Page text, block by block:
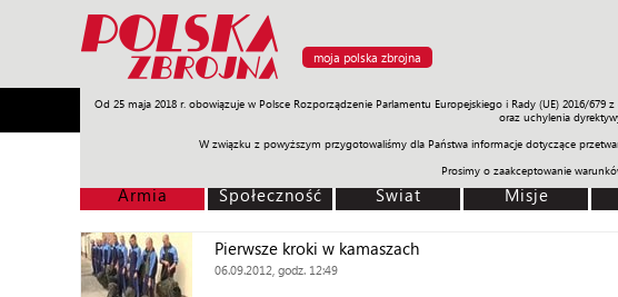
moja polska zbrojna
Od 25 maja 2018 r. obowiązuje w Polsce Rozporządzenie Parlamentu Europejskiego i Rady (UE) 2016/
oraz uchylenia
W związku z powyższym przygotowaliśmy dla Państwa informacje dotyczące
Prosimy o zaakceptowanie
Armia Poligon Sprzęt Misje Polityka Prawo Świat
Armia Społeczność Świat Misje
Pierwsze kroki w kamaszach
06.09.2012, godz. 12:49